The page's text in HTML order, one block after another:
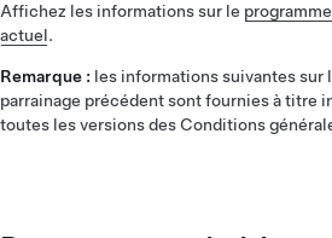
Affichez les informations sur le
actuel.
Remarque : les informations suivantes sur
parrainage précédent sont fournies à titre
toutes les versions des Conditions